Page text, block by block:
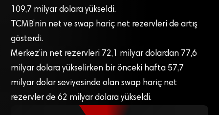
109,7 milyar dolara yükseldi.
TCMB’nin net ve swap hariç net rezervleri de artış
gösterdi.
Merkez’in net rezervleri 72,1 milyar dolardan 77,6
milyar dolara yükselirken bir önceki hafta 57,7
milyar dolar seviyesinde olan swap hariç net
rezervler de 62 milyar dolara yükseldi.